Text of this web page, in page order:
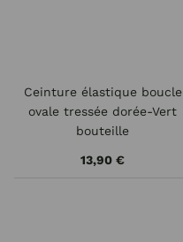
Ceinture élastique boucle
ovale tressée dorée-Vert
bouteille
13,90 €